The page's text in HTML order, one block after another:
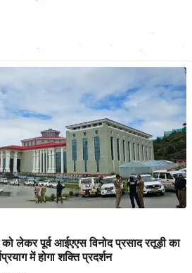
लेकर पूर्व आईएएस विनोद प्रसाद रतूड़ी का
में होगा शक्ति प्रदर्शन